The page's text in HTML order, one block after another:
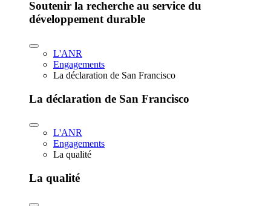
Soutenir la recherche au service du
développement durable
L'ANR
Engagements
La déclaration de San Francisco
La déclaration de San Francisco
L'ANR
Engagements
La qualité
La qualité